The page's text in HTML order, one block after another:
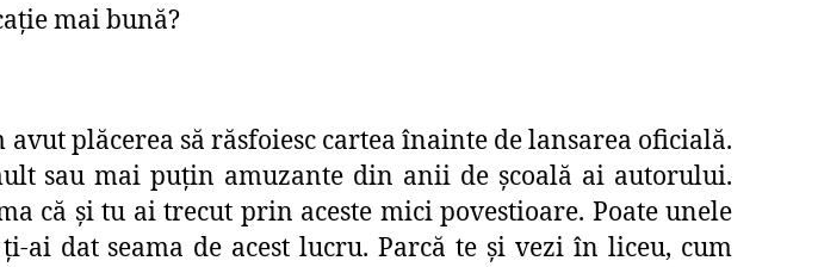
mai bună?
plăcerea să răsfoiesc cartea înainte de lansarea oficială.
sau mai puțin amuzante din anii de școală ai autorului.
că și tu ai trecut prin aceste mici povestioare. Poate unele
dat seama de acest lucru. Parcă te și vezi în liceu, cum